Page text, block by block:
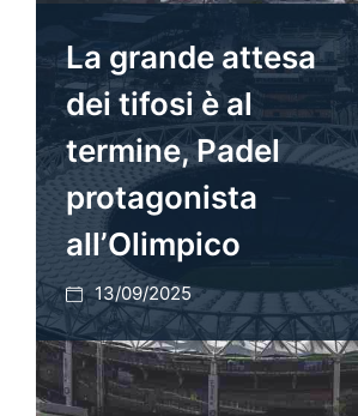
La grande attesa
dei tifosi è al
termine, Padel
protagonista
all’Olimpico
13/09/2025